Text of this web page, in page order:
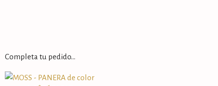
Completa tu pedido…